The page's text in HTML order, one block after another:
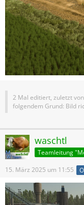
2 Mal editiert, zuletzt von
folgendem Grund: Bild
waschtl
15. März 2025 um 11:55